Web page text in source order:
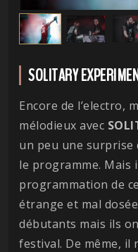
SOLITARY
Encore de l’electro,
mélodieux avec
un peu une
le programme. Mais
programmation de
étrange et mal
débutants mais ils
festival. De même, il